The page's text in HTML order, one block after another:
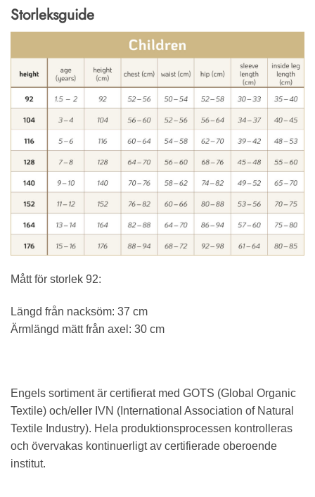
Storleksguide
Mått för storlek 92:
Längd från nacksöm: 37 cm
Ärmlängd mätt från axel: 30 cm
Engels sortiment är certifierat med GOTS (Global Organic
Textile) och/eller IVN (International Association of Natural
Textile Industry). Hela produktionsprocessen kontrolleras
och övervakas kontinuerligt av certifierade oberoende
institut.